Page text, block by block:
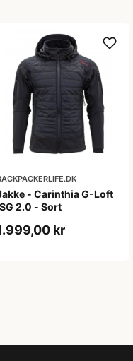
- Carinthia G-Loft
2.0 - Sort
kr